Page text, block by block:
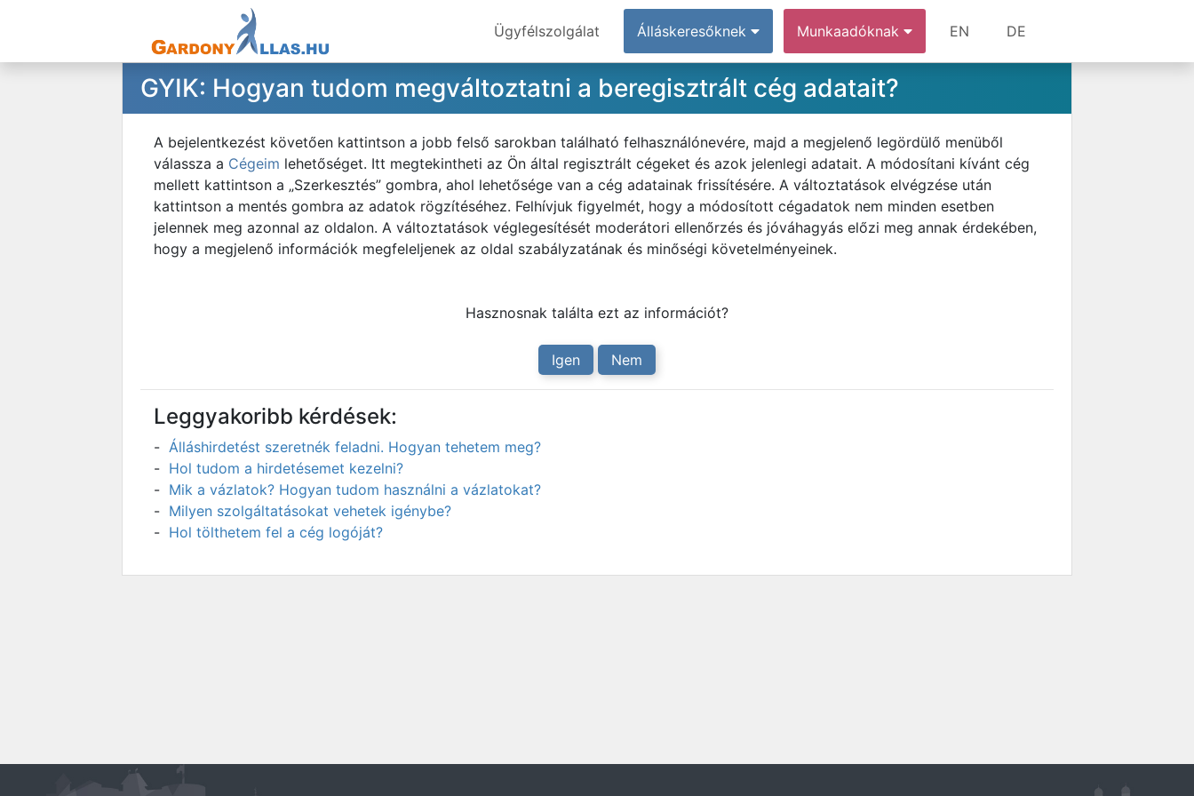
Ügyfélszolgálat Álláskeresőknek Munkaadóknak EN DE
GYIK: Hogyan tudom megváltoztatni a beregisztrált cég adatait?
A bejelentkezést követően kattintson a jobb felső sarokban található felhasználónevére, majd a megjelenő legördülő menüből
válassza a Cégeim lehetőséget. Itt megtekintheti az Ön által regisztrált cégeket és azok jelenlegi adatait. A módosítani kívánt cég
mellett kattintson a „Szerkesztés” gombra, ahol lehetősége van a cég adatainak frissítésére. A változtatások elvégzése után
kattintson a mentés gombra az adatok rögzítéséhez. Felhívjuk figyelmét, hogy a módosított cégadatok nem minden esetben
jelennek meg azonnal az oldalon. A változtatások véglegesítését moderátori ellenőrzés és jóváhagyás előzi meg annak érdekében,
hogy a megjelenő információk megfeleljenek az oldal szabályzatának és minőségi követelményeinek.
Hasznosnak találta ezt az információt?
Igen Nem
Leggyakoribb kérdések:
Álláshirdetést szeretnék feladni. Hogyan tehetem meg?
Hol tudom a hirdetésemet kezelni?
Mik a vázlatok? Hogyan tudom használni a vázlatokat?
Milyen szolgáltatásokat vehetek igénybe?
Hol tölthetem fel a cég logóját?